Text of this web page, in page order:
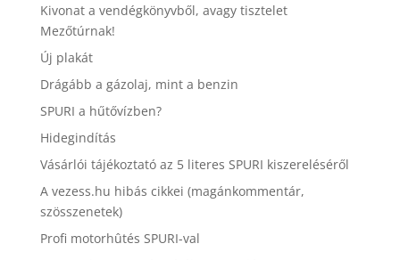
Kivonat a vendégkönyvből, avagy tisztelet
Mezőtúrnak!
Új plakát
Drágább a gázolaj, mint a benzin
SPURI a hűtővízben?
Hidegindítás
Vásárlói tájékoztató az 5 literes SPURI kiszereléséről
A vezess.hu hibás cikkei (magánkommentár,
szösszenetek)
Profi motorhûtés SPURI-val